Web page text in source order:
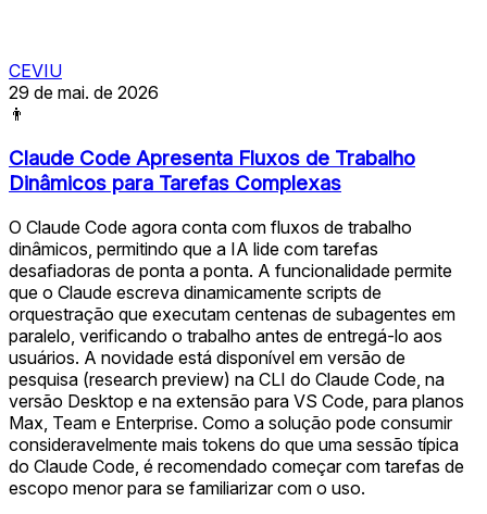
CEVIU
29 de mai. de 2026
👨
Claude Code Apresenta Fluxos de Trabalho
Dinâmicos para Tarefas Complexas
O Claude Code agora conta com fluxos de trabalho
dinâmicos, permitindo que a IA lide com tarefas
desafiadoras de ponta a ponta. A funcionalidade permite
que o Claude escreva dinamicamente scripts de
orquestração que executam centenas de subagentes em
paralelo, verificando o trabalho antes de entregá-lo aos
usuários. A novidade está disponível em versão de
pesquisa (research preview) na CLI do Claude Code, na
versão Desktop e na extensão para VS Code, para planos
Max, Team e Enterprise. Como a solução pode consumir
consideravelmente mais tokens do que uma sessão típica
do Claude Code, é recomendado começar com tarefas de
escopo menor para se familiarizar com o uso.